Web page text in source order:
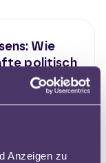
Anzeigen zu
Wie
politisch
-